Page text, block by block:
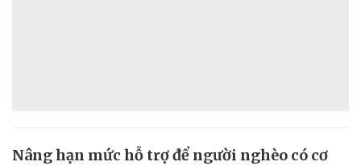
Nâng hạn mức hỗ trợ để người nghèo có cơ